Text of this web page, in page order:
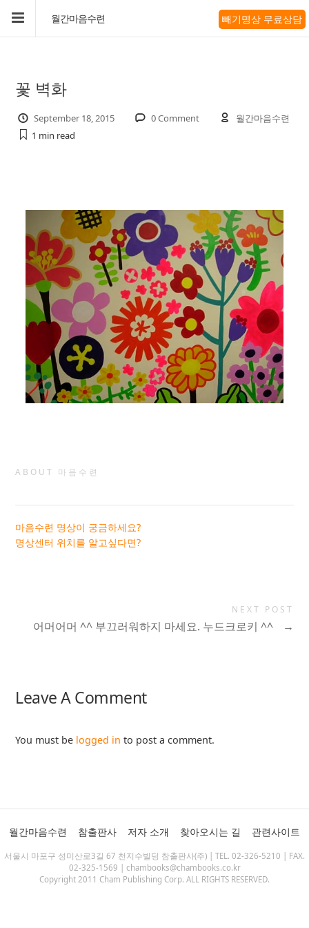
월간마음수련 빼기명상 무료상담
꽃 벽화
September 18, 2015 0 Comment
월간마음수련
1 min read
ABOUT 마음수련
마음수련 명상이 궁금하세요?
명상센터 위치를 알고싶다면?
NEXT POST
어머어머 ^^ 부끄러워하지 마세요. 누드크로키 ^^ →
Leave A Comment
You must be logged in to post a comment.
월간마음수련 참출판사 저자 소개 찾아오시는 길 관련사이트
서울시 마포구 성미산로3길 67 천지수빌딩 참출판사(주) | TEL. 02-326-5210 | FAX.
02-325-1569 | chambooks@chambooks.co.kr
Copyright 2011 Cham Publishing Corp. ALL RIGHTS RESERVED.